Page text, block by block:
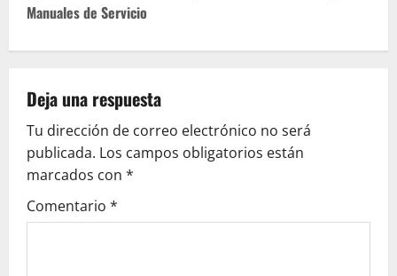
e
g
a
c
i
ó
Manuales de Servicio
Deja una respuesta
Tu dirección de correo electrónico no será
publicada. Los campos obligatorios están
marcados con *
Comentario *